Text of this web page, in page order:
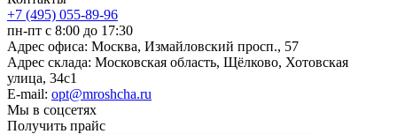
+7 (495) 055-89-96
пн-пт с 8:00 до 17:30
Адрес офиса: Москва, Измайловский просп., 57
Адрес склада: Московская область, Щёлково, Хотовская
улица, 34с1
E-mail: opt@mroshcha.ru
Мы в соцсетях
Получить прайс